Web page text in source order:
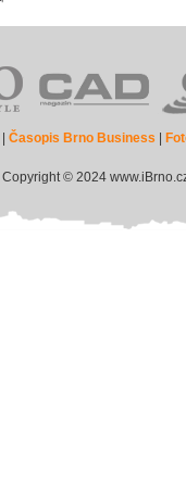
|Časopis Brno Business
Copyright © 2024